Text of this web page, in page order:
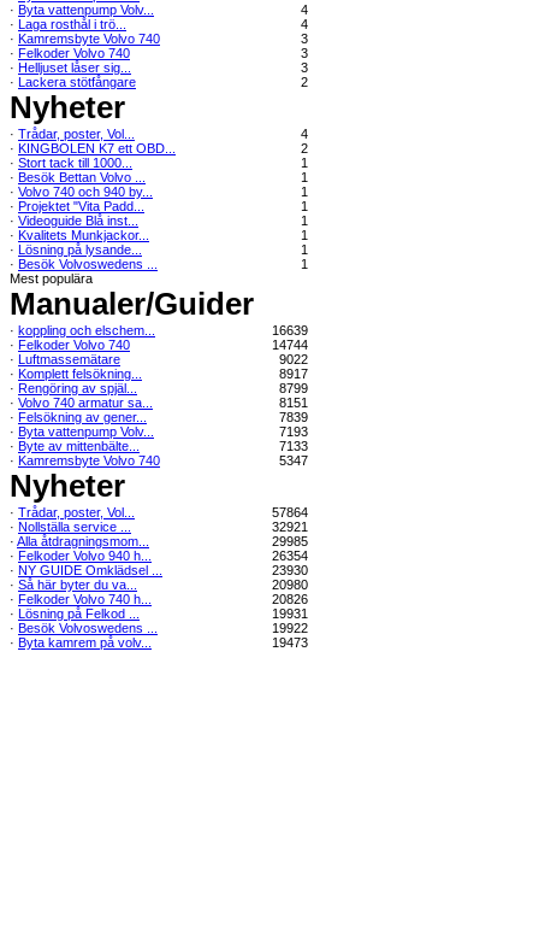
· Byta vattenpump Volv...
4
· Laga rosthål i trö...
4
· Kamremsbyte Volvo 740
3
· Felkoder Volvo 740
3
· Helljuset låser sig...
3
· Lackera stötfångare 2
Nyheter
· Trådar, poster, Vol...
4
· KINGBOLEN K7 ett OBD...
2
· Stort tack till 1000...
1
· Besök Bettan Volvo ...
1
· Volvo 740 och 940 by...
1
· Projektet "Vita Padd...
1
· Videoguide Blå inst...
1
· Kvalitets Munkjackor...
1
· Lösning på lysande...
1
· Besök Volvoswedens ...
1
Mest populära
Manualer/Guider
· koppling och elschem...
16639
· Felkoder Volvo 740
14744
· Luftmassemätare
9022
· Komplett felsökning...
8917
· Rengöring av spjäl...
8799
· Volvo 740 armatur sa...
8151
· Felsökning av gener...
7839
· Byta vattenpump Volv...
7193
· Byte av mittenbälte...
7133
· Kamremsbyte Volvo 740 5347
Nyheter
· Trådar, poster, Vol...
57864
· Nollställa service ...
32921
· Alla åtdragningsmom...
29985
· Felkoder Volvo 940 h...
26354
· NY GUIDE Omklädsel ...
23930
· Så här byter du va...
20980
· Felkoder Volvo 740 h...
20826
· Lösning på Felkod ...
19931
· Besök Volvoswedens ...
19922
· Byta kamrem på volv... 19473